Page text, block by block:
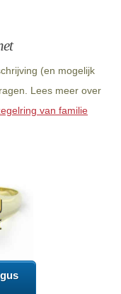
(en mogelijk
Lees meer over
van familie